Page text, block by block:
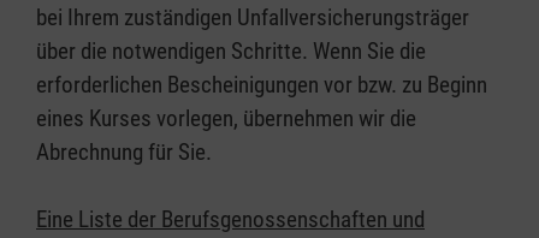
bei Ihrem zuständigen Unfallversicherungsträger
über die notwendigen Schritte. Wenn Sie die
erforderlichen Bescheinigungen vor bzw. zu Beginn
eines Kurses vorlegen, übernehmen wir die
Abrechnung für Sie.
Eine Liste der Berufsgenossenschaften und